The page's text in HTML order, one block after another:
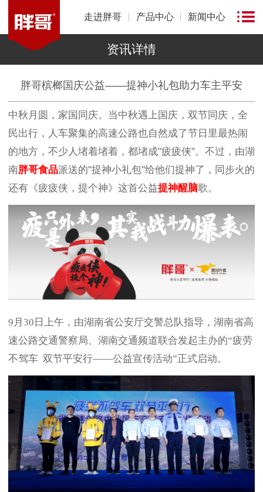
走进胖哥 产品中心 新闻中心
资讯详情
胖哥槟榔国庆公益——提神小礼包助力车主平安
中秋月圆，家国同庆。当中秋遇上国庆，双节同庆，全
民出行，人车聚集的高速公路也自然成了节日里最热闹
的地方，不少人堵着堵着，都堵成"疲疲侠"。不过，由湖
南胖哥食品派送的"提神小礼包"给他们提神了，同步火的
还有《疲疲侠，提个神》这首公益提神醒脑歌。
9月30日上午，由湖南省公安厅交警总队指导，湖南省高
速公路交通警察局、湖南交通频道联合发起主办的“疲劳
不驾车 双节平安行——公益宣传活动”正式启动。